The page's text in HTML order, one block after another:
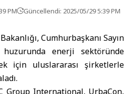
PM Güncellendi: 2025/05/29 5:39 PM
Cumhurbaşkanı Sayın
huzurunda enerji sektöründe
için uluslararası şirketlerle
Group International, UrbaCon,